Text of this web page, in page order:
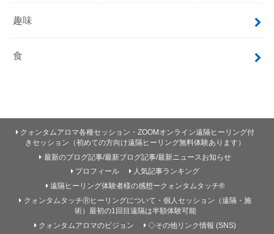
趣味
食
クォンタムアロマ各種セッション・ZOOMオンライン遠隔ヒーリング付
きセッション（初めての方向け遠隔ヒーリング無料体験あります）
最新のブログ記事/最新ブログ記事/最新ニュースお知らせ
プロフィール
人気記事ランキング
遠隔ヒーリング体験者様の感想ークォンタムタッチ®
クォンタムタッチⓇヒーリングについて・個人セッション（遠隔・施
術）最初の1回目遠隔は半額体験可能
クォンタムアロマのビジョン
◇その他リンク情報 (SNS)